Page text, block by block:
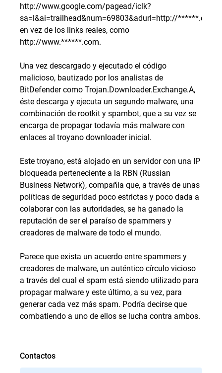
http://www.google.com/pagead/iclk?
sa=l&ai=trailhead&num=69803&adurl=http://******.com
en vez de los links reales, como
http://www.******.com.
Una vez descargado y ejecutado el código
malicioso, bautizado por los analistas de
BitDefender como Trojan.Downloader.Exchange.A,
éste descarga y ejecuta un segundo malware, una
combinación de rootkit y spambot, que a su vez se
encarga de propagar todavía más malware con
enlaces al troyano downloader inicial.
Este troyano, está alojado en un servidor con una IP
bloqueada perteneciente a la RBN (Russian
Business Network), compañía que, a través de unas
políticas de seguridad poco estrictas y poco dada a
colaborar con las autoridades, se ha ganado la
reputación de ser el paraíso de spammers y
creadores de malware de todo el mundo.
Parece que exista un acuerdo entre spammers y
creadores de malware, un auténtico círculo vicioso
a través del cual el spam está siendo utilizado para
propagar malware y este último, a su vez, para
generar cada vez más spam. Podría decirse que
combatiendo a uno de ellos se lucha contra ambos.
Contactos